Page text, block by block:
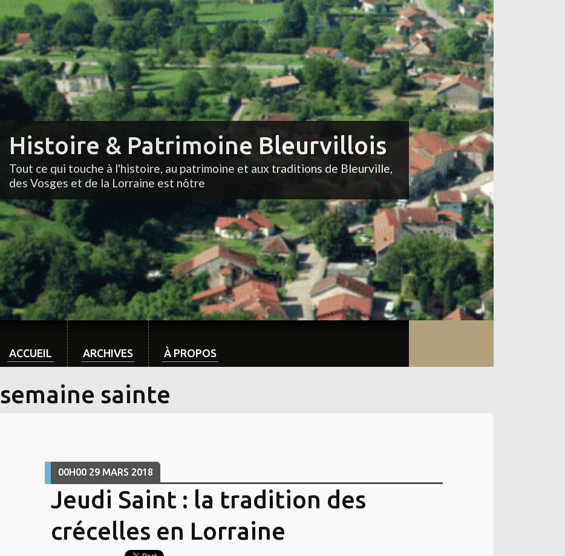
Histoire & Patrimoine Bleurvillois
Tout ce qui touche à l'histoire, au patrimoine et aux traditions de Bleurville,
des Vosges et de la Lorraine est nôtre
ACCUEIL ARCHIVES À PROPOS
semaine sainte
00H00 29 MARS 2018
Jeudi Saint : la tradition des
crécelles en Lorraine